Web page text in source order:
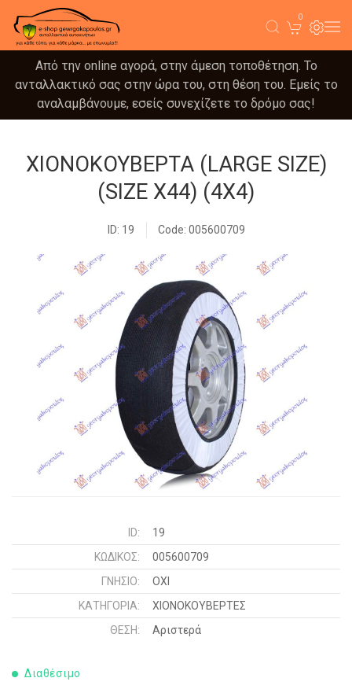
0
Από την online αγορά, στην άμεση τοποθέτηση. Το
ανταλλακτικό σας στην ώρα του, στη θέση του. Εμείς το
αναλαμβάνουμε, εσείς συνεχίζετε το δρόμο σας!
ΧΙΟΝΟΚΟΥΒΕΡΤΑ (LARGE SIZE)
(SIZE X44) (4X4)
ID: 19 Code: 005600709
ID:
19
ΚΩΔΙΚΌΣ:
005600709
ΓΝΉΣΙΟ:
ΟΧΙ
ΚΑΤΗΓΟΡΊΑ:
ΧΙΟΝΟΚΟΥΒΕΡΤΕΣ
ΘΈΣΗ:
Αριστερά
Διαθέσιμο